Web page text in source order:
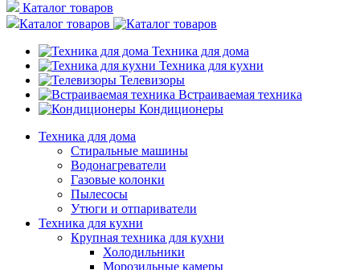
Каталог товаров
Каталог товаров
Техника для дома
Техника для кухни
Телевизоры
Встраиваемая техника
Кондиционеры
Техника для дома
Стиральные машины
Водонагреватели
Газовые колонки
Пылесосы
Утюги и отпариватели
Техника для кухни
Крупная техника для кухни
Холодильники
Морозильные камеры